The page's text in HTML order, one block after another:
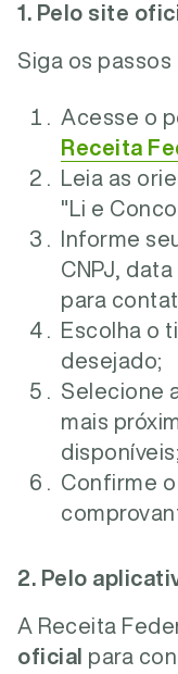
1. Pelo site
Siga os passos
Acesse o
Receita
Leia as
"Li e
Informe
CNPJ,
para
Escolha o
desejado;
Selecione
mais
disponíveis;
Confirme
2. Pelo
A Receita
oficial para